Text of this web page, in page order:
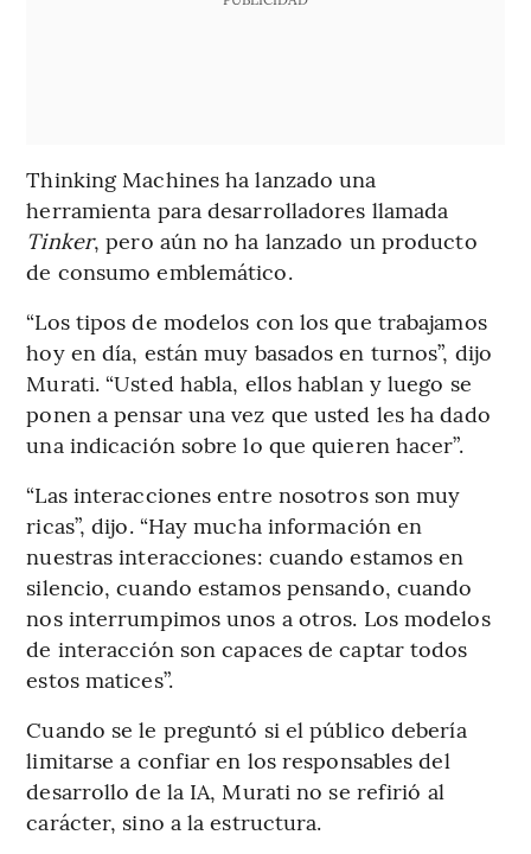
Thinking Machines ha lanzado una
herramienta para desarrolladores llamada
Tinker, pero aún no ha lanzado un producto
de consumo emblemático.
“Los tipos de modelos con los que trabajamos
hoy en día, están muy basados en turnos”, dijo
Murati. “Usted habla, ellos hablan y luego se
ponen a pensar una vez que usted les ha dado
una indicación sobre lo que quieren hacer”.
“Las interacciones entre nosotros son muy
ricas”, dijo. “Hay mucha información en
nuestras interacciones: cuando estamos en
silencio, cuando estamos pensando, cuando
nos interrumpimos unos a otros. Los modelos
de interacción son capaces de captar todos
estos matices”.
Cuando se le preguntó si el público debería
limitarse a confiar en los responsables del
desarrollo de la IA, Murati no se refirió al
carácter, sino a la estructura.